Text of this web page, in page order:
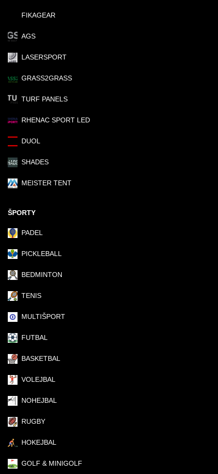
FIKAGEAR
AGS
LASERSPORT
GRASS2GRASS
TURF PANELS
RHENAC SPORT LED
DUOL
SHADES
MEISTER TENT
ŠPORTY
PADEL
PICKLEBALL
BEDMINTON
TENIS
MULTIŠPORT
FUTBAL
BASKETBAL
VOLEJBAL
NOHEJBAL
RUGBY
HOKEJBAL
GOLF & MINIGOLF